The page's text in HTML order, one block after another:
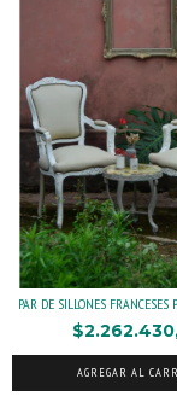
PAR DE SILLONES FRANCESES
AGREGAR AL